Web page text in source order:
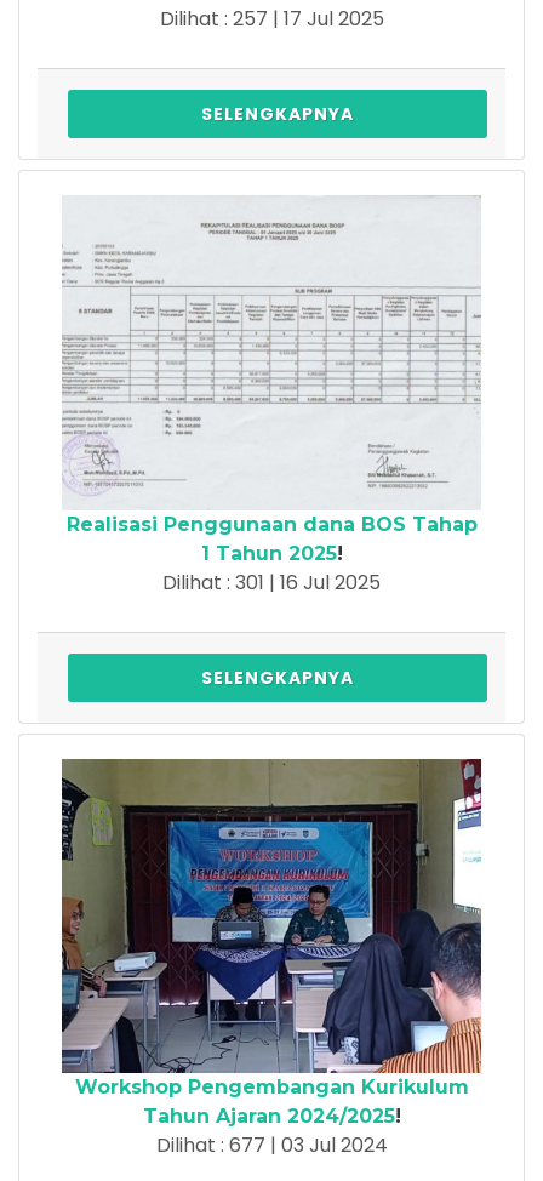
Dilihat : 257 | 17 Jul 2025
SELENGKAPNYA
Realisasi Penggunaan dana BOS Tahap
1 Tahun 2025!
Dilihat : 301 | 16 Jul 2025
SELENGKAPNYA
Workshop Pengembangan Kurikulum
Tahun Ajaran 2024/2025!
Dilihat : 677 | 03 Jul 2024